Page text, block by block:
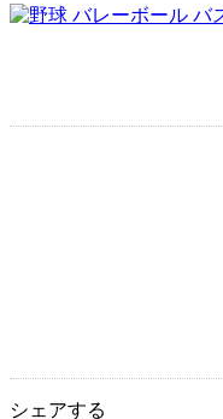
シェアする